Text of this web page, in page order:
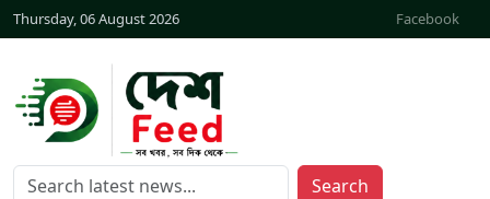
Thursday, 06 August 2026 Facebook
Search